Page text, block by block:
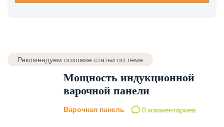
Рекомендуем похожие статьи по теме
Мощность индукционной
варочной панели
Варочная панель 0 комментариев